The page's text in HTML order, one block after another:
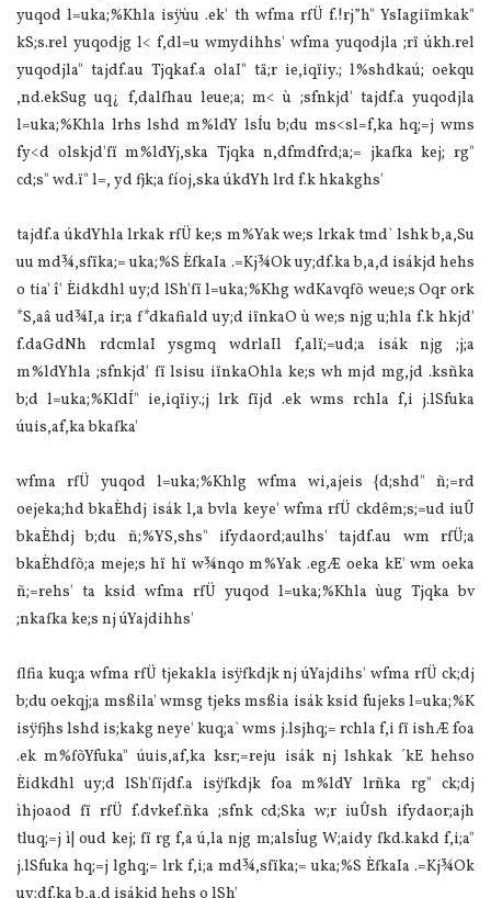
yuqod l=uka;%Khla isÿùu .ek' th wfma rfÜ f.!rj”h" YsIagiïmkak"
kS;s.rel yuqodjg l< f,dl=u wmydihhs' wfma yuqodjla ;rï úkh.rel
yuqodjla" tajdf.au Tjqkaf.a olaI" tä;r ie,iqïiy.; l%shdkaú; oekqu
,nd.ekSug uq¿ f,dalfhau leue;a; m< ù ;sfnkjd' tajdf.a yuqodjla
l=uka;%Khla lrhs lshd m%ldY lsÍu b;du ms<sl=f,ka hq;=j wms
fy<d olskjd'fï m%ldYj,ska Tjqka n,dfmdfrd;a;= jkafka kej; rg"
cd;s" wd.ï" l=, yd fjk;a fíoj,ska úkdYh lrd f.k hkakghs'
tajdf.a úkdYhla lrkak rfÜ ke;s m%Yak we;s lrkak tmd` lshk b,a,Su
uu md¾,sfïka;= uka;%S ÈfkaIa .=Kj¾Ok uy;df.ka b,a,d isákjd hehs
o tia' î' Èidkdhl uy;d lSh'fï l=uka;%Khg wdKavqfõ weue;s Oqr ork
*S,aâ ud¾I,a ir;a f*dkafiald uy;d iïnkaO ù we;s njg u;hla f.k hkjd'
f.daGdNh rdcmlaI ysgmq wdrlaIl f,alï;=ud‍;a isák njg ;j;a
m%ldYhla ;sfnkjd' fï lsisu iïnkaOhla ke;s wh mjd mg,jd .ksñka
b;d l=uka;%KldÍ" ie,iqïiy.;j lrk fïjd .ek wms rchla f,i j.lSfuka
úuis,af,ka bkafka'
wfma rfÜ yuqod l=uka;%Khlg wfma wi,ajeis {d;shd" ñ;=rd
oejeka;hd bkaÈhdj isák l,a bvla keye' wfma rfÜ ckdêm;s;=ud iuÛ
bkaÈhdj b;du ñ;%YS,shs" ifydaord;aulhs‍' tajdf.au wm rfÜ;a
bkaÈhdfõ;a meje;s hï hï w¾nqo m%Yak .egÆ oeka kE' wm oeka
ñ;=rehs' ta ksid wfma rfÜ yuqod l=uka;%Khla ùug Tjqka bv
;nkafka ke;s nj úYajdihhs'
flfia kuq;a wfma rfÜ tjekakla isÿfkdjk nj úYajdihs' wfma rfÜ ck;dj
b;du oekqj;a msßila' wmsg tjeks msßia isák ksid fujeks l=uka;%K
isÿfjhs lshd is;kakg neye' kuq;a` wms j.lsjhq;= rchla f,i fï ishÆ foa
.ek m%fõYfuka" úuis,af,ka ksr;=reju isák nj lshkak ´kE hehso
Èidkdhl uy;d lSh'fïjdf.a isÿfkdjk foa m%ldY lrñka rg" ck;dj
ìhjoaod fï rfÜ f.dvkef.ñka ;sfnk cd;Ska w;r iuÛsh ifydaor;ajh
tluq;=j ì| oud kej; fï r‍g f,a ú,la njg m;alsÍug W;aidy fkd.kakd f,i;a"
j.lSfuka hq;=j lghq;= lrk f,i;a md¾,sfïka;= uka;%S ÈfkaIa .=Kj¾Ok